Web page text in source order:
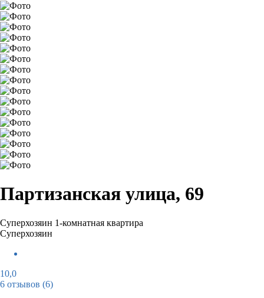
Партизанская улица, 69
Суперхозяин 1-комнатная квартира
Суперхозяин
10,0
6 отзывов (6)